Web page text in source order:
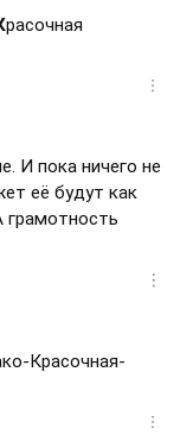
расочная
И пока ничего не
её будут как
грамотность
Красочная-